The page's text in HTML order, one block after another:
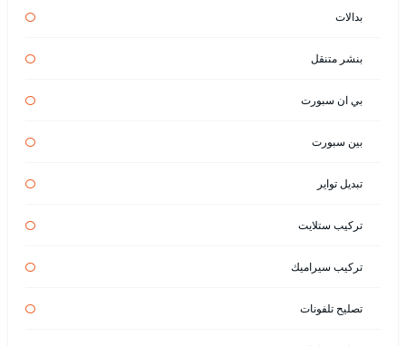
بدالات
بنشر متنقل
بي ان سبورت
بين سبورت
تبديل تواير
تركيب ستلايت
تركيب سيراميك
تصليح تلفونات